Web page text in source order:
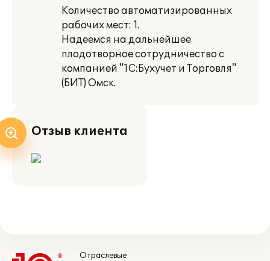
Количество автоматизированных
рабочих мест: 1.
Надеемся на дальнейшее
плодотворное сотрудничество с
компанией "1С:Бухучет и Торговля"
(БИТ) Омск.
Отзыв клиента
Отраслевые